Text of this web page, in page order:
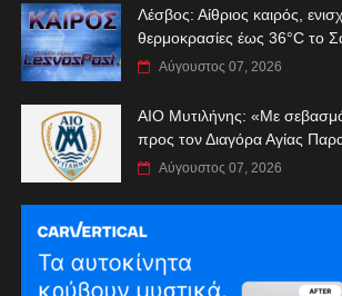
Λέσβος: Αίθριος καιρός,
θερμοκρασίες έως 36°C το
Αύγουστος 07, 2026
ΑIO Μυτιλήνης: «Με σεβασμό
προς τον Διαγόρα Αγίας
Αύγουστος 07, 2026